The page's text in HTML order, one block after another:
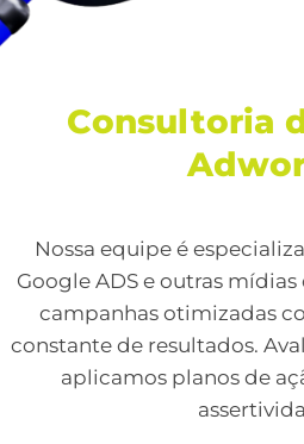
Consultoria
Nossa equipe é
Google ADS e outras
campanhas otimizadas
constante de resultados.
aplicamos planos de